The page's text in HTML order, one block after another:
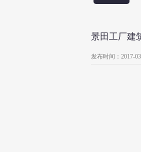
景田工厂建
发布时间：